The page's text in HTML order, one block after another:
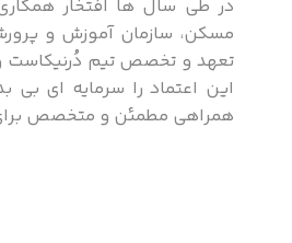
در طی سال ها افتخار همکاری
مسکن، سازمان آموزش و
تعهد و تخصص تیم دُرنیکاست
این اعتماد را سرمایه ای
همراهی مطمئن و متخصص برای